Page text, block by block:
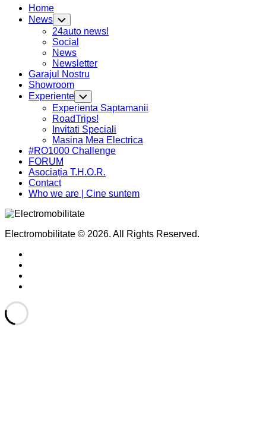
Home
News Toggle
Child
Menu
24auto news!
Social
News
Newsletter
Garajul Nostru
Showroom
Experiente Toggle
Child
Menu
Experienta Saptamanii
Current
Page
Parent
RoadTrips!
Invitati Speciali
Masina Mea Electrica
#RO1000 Challenge
FORUM
Asociația T.H.O.R.
Contact
Who we are | Cine suntem
Electromobilitate © 2026. All Rights Reserved.